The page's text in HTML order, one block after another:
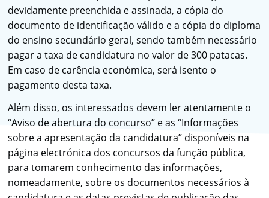
devidamente preenchida e assinada, a cópia do
documento de identificação válido e a cópia do diploma
do ensino secundário geral, sendo também necessário
pagar a taxa de candidatura no valor de 300 patacas.
Em caso de carência económica, será isento o
pagamento desta taxa.
Além disso, os interessados devem ler atentamente o
“Aviso de abertura do concurso” e as “Informações
sobre a apresentação da candidatura” disponíveis na
página electrónica dos concursos da função pública,
para tomarem conhecimento das informações,
nomeadamente, sobre os documentos necessários à